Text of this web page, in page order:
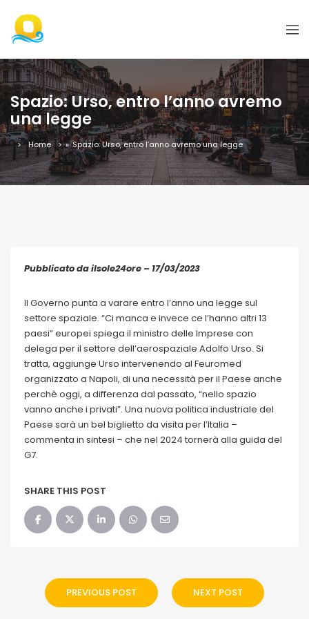
Spazio: Urso, entro l’anno avremo
una legge
Home » Spazio: Urso, entro l’anno avremo una legge
Pubblicato da ilsole24ore – 17/03/2023
Il Governo punta a varare entro l’anno una legge sul
settore spaziale. “Ci manca e invece ce l’hanno altri 13
paesi” europei spiega il ministro delle Imprese con
delega per il settore dell’aerospaziale Adolfo Urso. Si
tratta, aggiunge Urso intervenendo al Feuromed
organizzato a Napoli, di una necessità per il Paese anche
perchè oggi, a differenza dal passato, “nello spazio
vanno anche i privati”. Una nuova politica industriale del
Paese sarà un bel biglietto da visita per l’Italia –
commenta in sintesi – che nel 2024 tornerà alla guida del
G7.
SHARE THIS POST
PREVIOUS POST NEXT POST